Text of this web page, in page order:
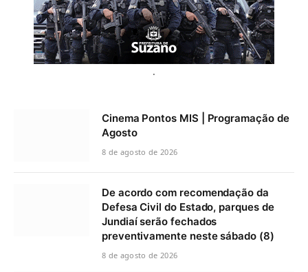
.
Cinema Pontos MIS | Programação de
Agosto
8 de agosto de 2026
De acordo com recomendação da
Defesa Civil do Estado, parques de
Jundiaí serão fechados
preventivamente neste sábado (8)
8 de agosto de 2026